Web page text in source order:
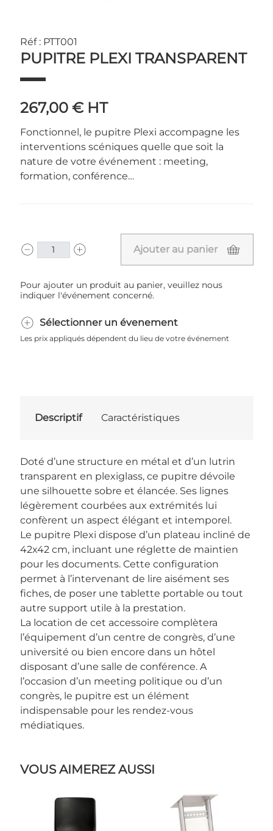
Réf : PTT001
PUPITRE PLEXI TRANSPARENT
267,00 € HT
Fonctionnel, le pupitre Plexi accompagne les
interventions scéniques quelle que soit la
nature de votre événement : meeting,
formation, conférence…
Ajouter au panier
Pour ajouter un produit au panier, veuillez nous
indiquer l'événement concerné.
Sélectionner un évenement
Les prix appliqués dépendent du lieu de votre événement
Descriptif Caractéristiques
Doté d’une structure en métal et d’un lutrin
transparent en plexiglass, ce pupitre dévoile
une silhouette sobre et élancée. Ses lignes
légèrement courbées aux extrémités lui
confèrent un aspect élégant et intemporel.
Le pupitre Plexi dispose d’un plateau incliné de
42x42 cm, incluant une réglette de maintien
pour les documents. Cette configuration
permet à l’intervenant de lire aisément ses
fiches, de poser une tablette portable ou tout
autre support utile à la prestation.
La location de cet accessoire complètera
l’équipement d’un centre de congrès, d’une
université ou bien encore dans un hôtel
disposant d’une salle de conférence. A
l’occasion d’un meeting politique ou d’un
congrès, le pupitre est un élément
indispensable pour les rendez-vous
médiatiques.
VOUS AIMEREZ AUSSI